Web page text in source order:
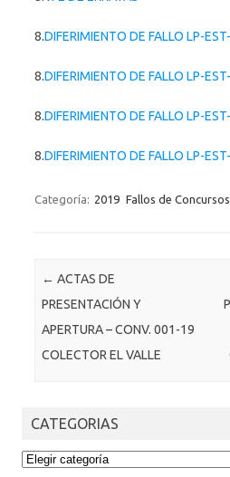
8.DIFERIMIENTO DE FALLO LP-
8.DIFERIMIENTO DE FALLO LP-
8.DIFERIMIENTO DE FALLO LP-
8.DIFERIMIENTO DE FALLO LP-
Categoría: 2019 Fallos de
Post navigation
← ACTAS DE
PRESENTACIÓN Y
APERTURA – CONV. 001-19
COLECTOR EL VALLE
CATEGORIAS
CATEGORIAS